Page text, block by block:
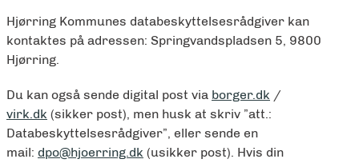
Hjørring Kommunes databeskyttelsesrådgiver kan
kontaktes på adressen: Springvandspladsen 5, 9800
Hjørring.
Du kan også sende digital post via borger.dk /
virk.dk (sikker post), men husk at skriv ”att.:
Databeskyttelsesrådgiver”, eller sende en
mail: dpo@hjoerring.dk (usikker post). Hvis din